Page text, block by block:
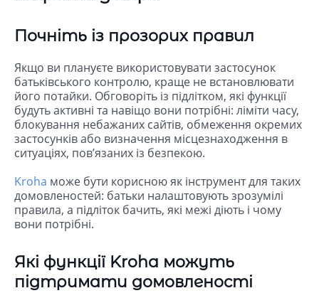
Почніть із прозорих правил
Якщо ви плануєте використовувати застосунок
батьківського контролю, краще не встановлювати
його потайки. Обговоріть із підлітком, які функції
будуть активні та навіщо вони потрібні: ліміти часу,
блокування небажаних сайтів, обмеження окремих
застосунків або визначення місцезнаходження в
ситуаціях, пов’язаних із безпекою.
Kroha може бути корисною як інструмент для таких
домовленостей: батьки налаштовують зрозумілі
правила, а підліток бачить, які межі діють і чому
вони потрібні.
Які функції Kroha можуть
підтримати домовленості